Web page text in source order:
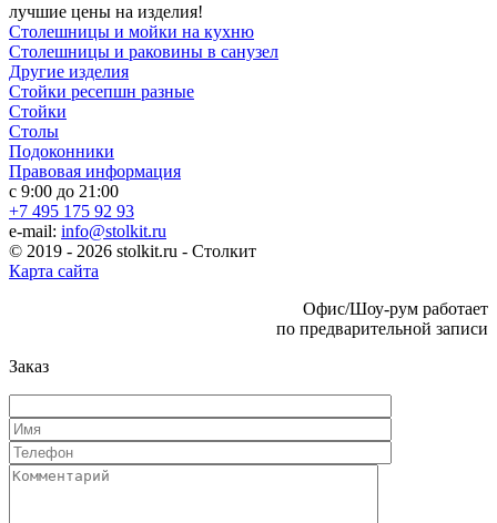
лучшие цены на изделия!
Столешницы и мойки на кухню
Столешницы и раковины в санузел
Другие изделия
Стойки ресепшн разные
Стойки
Столы
Подоконники
Правовая информация
с 9:00 до 21:00
+7 495 175 92 93
e-mail: info@stolkit.ru
© 2019 - 2026 stolkit.ru - Столкит
Карта сайта
Офис/Шоу-рум работает
по предварительной записи
Заказ